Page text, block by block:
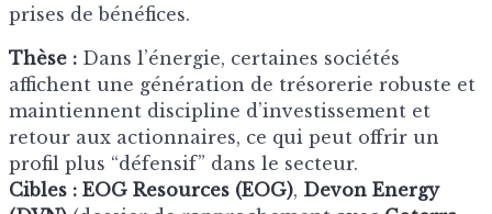
prises de bénéfices.
Thèse : Dans l’énergie, certaines sociétés
affichent une génération de trésorerie robuste et
maintiennent discipline d’investissement et
retour aux actionnaires, ce qui peut offrir un
profil plus “défensif” dans le secteur.
Cibles : EOG Resources (EOG), Devon Energy